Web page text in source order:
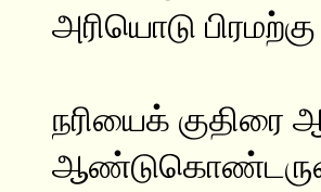
அரியொடு
நரியைக் குதிரை
ஆண்டுகொண்டருள